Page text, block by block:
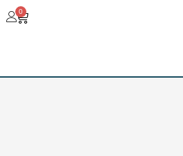
0